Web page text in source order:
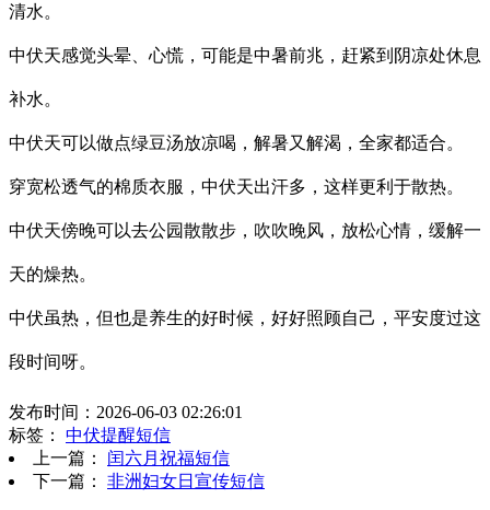
清水。
中伏天感觉头晕、心慌，可能是中暑前兆，赶紧到阴凉处休息
补水。
中伏天可以做点绿豆汤放凉喝，解暑又解渴，全家都适合。
穿宽松透气的棉质衣服，中伏天出汗多，这样更利于散热。
中伏天傍晚可以去公园散散步，吹吹晚风，放松心情，缓解一
天的燥热。
中伏虽热，但也是养生的好时候，好好照顾自己，平安度过这
段时间呀。
发布时间：2026-06-03 02:26:01
标签： 中伏提醒短信
上一篇： 闰六月祝福短信
下一篇： 非洲妇女日宣传短信